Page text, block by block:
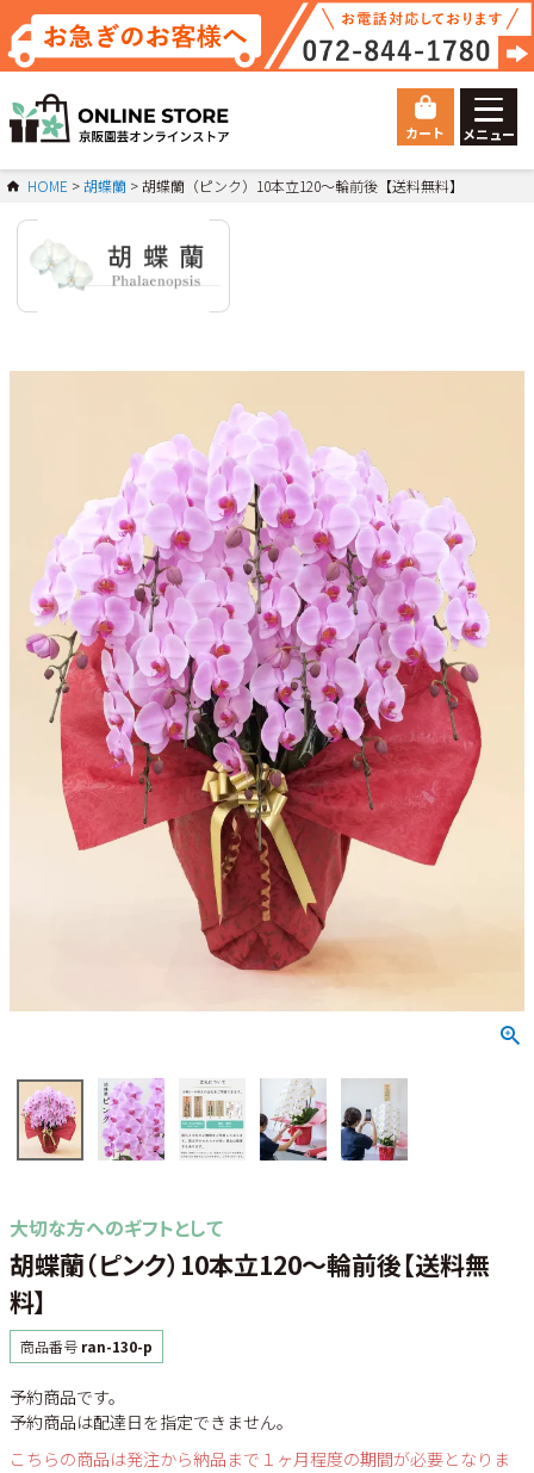
カート メニュー
ゲスト 様こんにちは
マイページ
ご利用ガイド
会員登録
お問い合わせ
会社概要
特定商取引法に基づく表示
個人情報の取扱いについて
HOME 胡蝶蘭 胡蝶蘭（ピンク）10本立120～輪前後【送料無料】
大切な方へのギフトとして
胡蝶蘭（ピンク）10本立120～輪前後【送料無
料】
商品番号 ran-130-p
予約商品です。
予約商品は配達日を指定できません。
こちらの商品は発注から納品まで１ヶ月程度の期間が必要となりま